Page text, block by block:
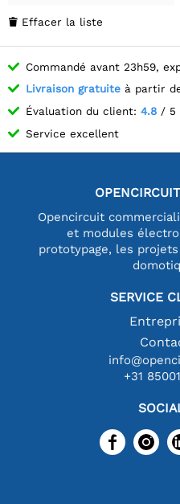
 Effacer la liste
Commandé avant 23h59,
Livraison gratuite à partir
Évaluation du client: 4.8 / 5
Service excellent
Opencircuit
et modules
prototypage, les
SERVICE
+31